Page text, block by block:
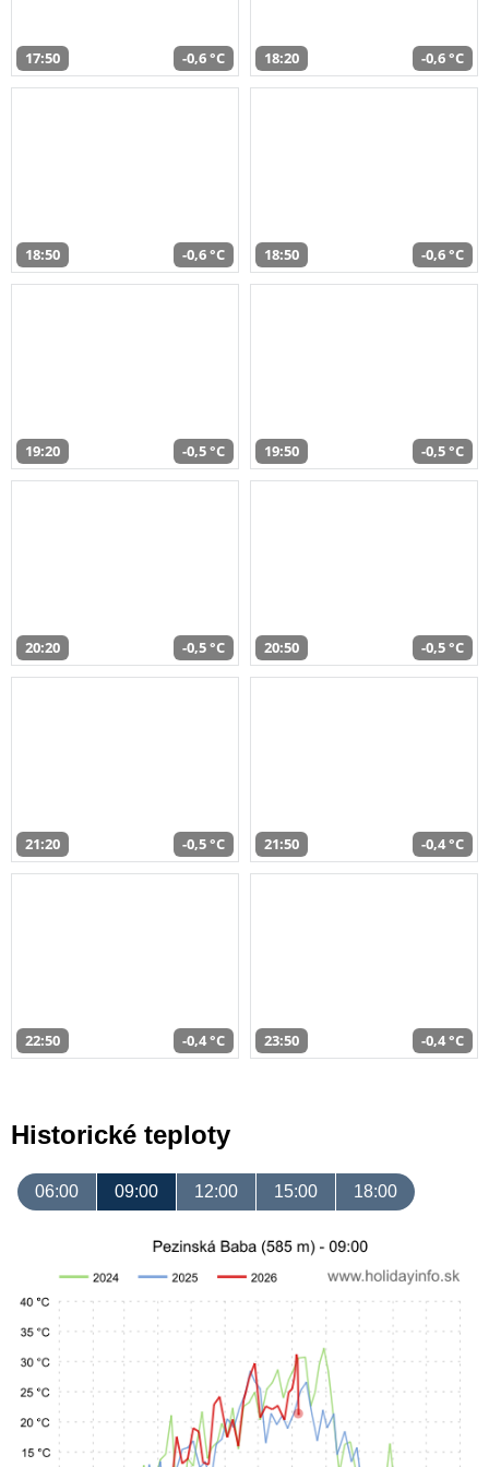
17:50 -0,6 °C 18:20 -0,6 °C
18:50 -0,6 °C 18:50 -0,6 °C
19:20 -0,5 °C 19:50 -0,5 °C
20:20 -0,5 °C 20:50 -0,5 °C
21:20 -0,5 °C 21:50 -0,4 °C
22:50 -0,4 °C 23:50 -0,4 °C
Historické teploty
06:00 09:00 12:00 15:00 18:00